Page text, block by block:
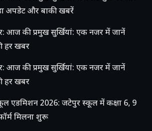
अपडेट और बाकी खबरें
आज की प्रमुख सुर्खियां: एक नजर में जानें
हर खबर
आज की प्रमुख सुर्खियां: एक नजर में जानें
हर खबर
एडमिशन 2026: जटेपुर स्कूल में कक्षा 6, 9
मिलना शुरू